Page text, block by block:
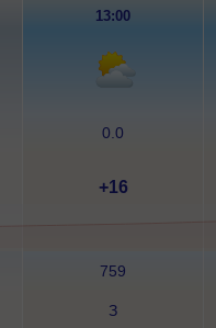
13:00
0.0
+16
759
З